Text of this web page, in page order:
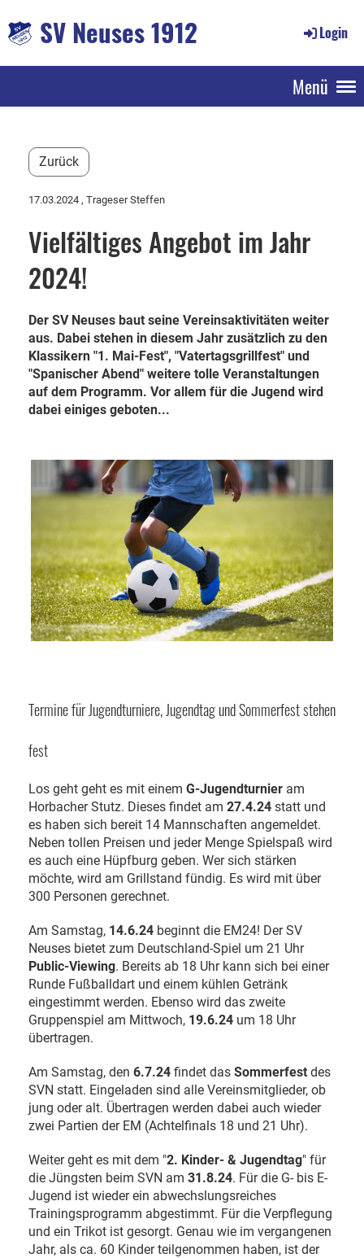
SV Neuses 1912 Login
Menü
Zurück
17.03.2024 , Trageser Steffen
Vielfältiges Angebot im Jahr
2024!
Der SV Neuses baut seine Vereinsaktivitäten weiter
aus. Dabei stehen in diesem Jahr zusätzlich zu den
Klassikern "1. Mai-Fest", "Vatertagsgrillfest" und
"Spanischer Abend" weitere tolle Veranstaltungen
auf dem Programm. Vor allem für die Jugend wird
dabei einiges geboten...
Termine für Jugendturniere, Jugendtag und Sommerfest stehen
fest
Los geht geht es mit einem G-Jugendturnier am
Horbacher Stutz. Dieses findet am 27.4.24 statt und
es haben sich bereit 14 Mannschaften angemeldet.
Neben tollen Preisen und jeder Menge Spielspaß wird
es auch eine Hüpfburg geben. Wer sich stärken
möchte, wird am Grillstand fündig. Es wird mit über
300 Personen gerechnet.
Am Samstag, 14.6.24 beginnt die EM24! Der SV
Neuses bietet zum Deutschland-Spiel um 21 Uhr
Public-Viewing. Bereits ab 18 Uhr kann sich bei einer
Runde Fußballdart und einem kühlen Getränk
eingestimmt werden. Ebenso wird das zweite
Gruppenspiel am Mittwoch, 19.6.24 um 18 Uhr
übertragen.
Am Samstag, den 6.7.24 findet das Sommerfest des
SVN statt. Eingeladen sind alle Vereinsmitglieder, ob
jung oder alt. Übertragen werden dabei auch wieder
zwei Partien der EM (Achtelfinals 18 und 21 Uhr).
Weiter geht es mit dem "2. Kinder- & Jugendtag" für
die Jüngsten beim SVN am 31.8.24. Für die G- bis E-
Jugend ist wieder ein abwechslungsreiches
Trainingsprogramm abgestimmt. Für die Verpflegung
und ein Trikot ist gesorgt. Genau wie im vergangenen
Jahr, als ca. 60 Kinder teilgenommen haben, ist der